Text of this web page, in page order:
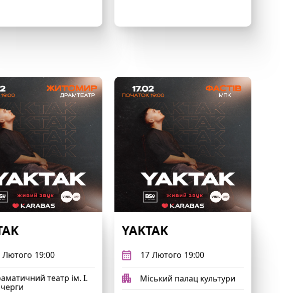
Лютого 19:00
театр ім. І.
YAKTAK
17 Лютого 19:00
Міський палац культури